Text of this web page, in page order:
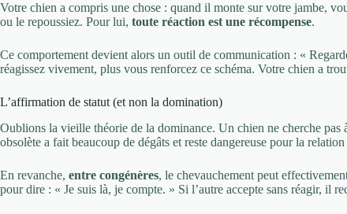
Votre chien a compris une chose : quand il monte sur votre jambe,
ou le repoussiez. Pour lui, toute réaction est une récompense.
Ce comportement devient alors un outil de communication : «
réagissez vivement, plus vous renforcez ce schéma. Votre chien a
L’affirmation de statut (et non la domination)
Oublions la vieille théorie de la dominance. Un chien ne cherche
obsolète a fait beaucoup de dégâts et reste dangereuse pour la
En revanche, entre congénères, le chevauchement peut
pour dire : « Je suis là, je compte. » Si l’autre accepte sans réagir, il